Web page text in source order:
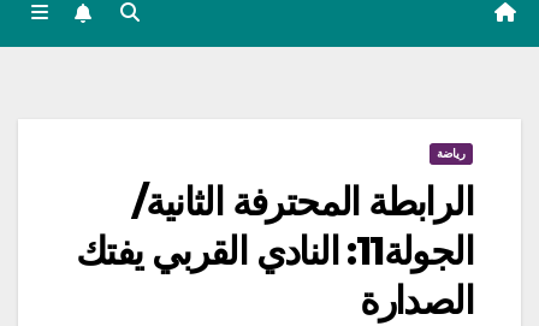
رياضة
الرابطة المحترفة الثانية/
الجولة11: النادي القربي يفتك
الصدارة